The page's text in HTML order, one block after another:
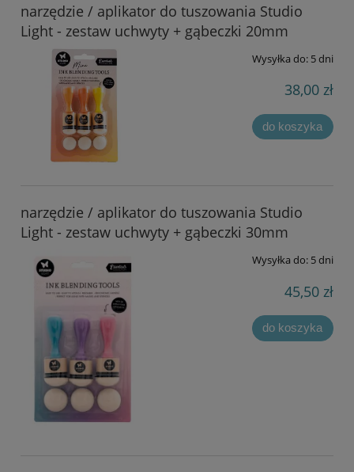
narzędzie / aplikator do tuszowania Studio
Light - zestaw uchwyty + gąbeczki 20mm
Wysyłka do: 5 dni
38,00 zł
do koszyka
narzędzie / aplikator do tuszowania Studio
Light - zestaw uchwyty + gąbeczki 30mm
Wysyłka do: 5 dni
45,50 zł
do koszyka